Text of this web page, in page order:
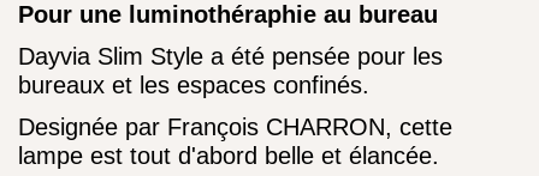
Pour une luminothéraphie au bureau
Dayvia Slim Style a été pensée pour les
bureaux et les espaces confinés.
Designée par François CHARRON, cette
lampe est tout d'abord belle et élancée.